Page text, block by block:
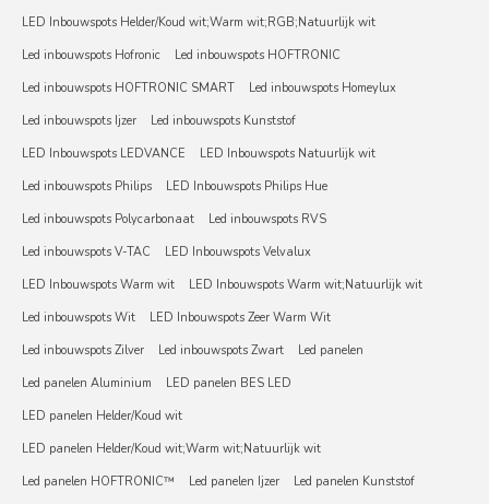
LED Inbouwspots Helder/Koud wit;Warm wit;RGB;Natuurlijk wit
Led inbouwspots Hofronic
Led inbouwspots HOFTRONIC
Led inbouwspots HOFTRONIC SMART
Led inbouwspots Homeylux
Led inbouwspots Ijzer
Led inbouwspots Kunststof
LED Inbouwspots LEDVANCE
LED Inbouwspots Natuurlijk wit
Led inbouwspots Philips
LED Inbouwspots Philips Hue
Led inbouwspots Polycarbonaat
Led inbouwspots RVS
Led inbouwspots V-TAC
LED Inbouwspots Velvalux
LED Inbouwspots Warm wit
LED Inbouwspots Warm wit;Natuurlijk wit
Led inbouwspots Wit
LED Inbouwspots Zeer Warm Wit
Led inbouwspots Zilver
Led inbouwspots Zwart
Led panelen
Led panelen Aluminium
LED panelen BES LED
LED panelen Helder/Koud wit
LED panelen Helder/Koud wit;Warm wit;Natuurlijk wit
Led panelen HOFTRONIC™
Led panelen Ijzer
Led panelen Kunststof